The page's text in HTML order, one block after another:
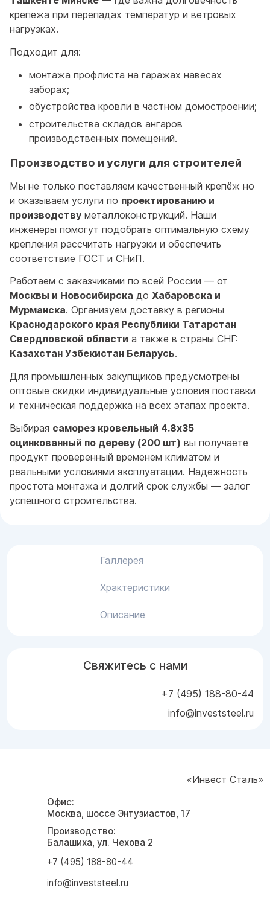
крепежа при перепадах температур и ветровых
нагрузках.
Подходит для:
монтажа профлиста на гаражах навесах
заборах;
обустройства кровли в частном домостроении;
строительства складов ангаров
производственных помещений.
Производство и услуги для строителей
Мы не только поставляем качественный крепёж но
и оказываем услуги по проектированию и
производству металлоконструкций. Наши
инженеры помогут подобрать оптимальную схему
крепления рассчитать нагрузки и обеспечить
соответствие ГОСТ и СНиП.
Работаем с заказчиками по всей России — от
Москвы и Новосибирска до Хабаровска и
Мурманска. Организуем доставку в регионы
Краснодарского края Республики Татарстан
Свердловской области а также в страны СНГ:
Казахстан Узбекистан Беларусь.
Для промышленных закупщиков предусмотрены
оптовые скидки индивидуальные условия поставки
и техническая поддержка на всех этапах проекта.
Выбирая саморез кровельный 4.8x35
оцинкованный по дереву (200 шт) вы получаете
продукт проверенный временем климатом и
реальными условиями эксплуатации. Надежность
простота монтажа и долгий срок службы — залог
успешного строительства.
Галлерея
Храктеристики
Описание
Свяжитесь с нами
+7 (495) 188-80-44
info@investsteel.ru
«Инвест Сталь»
Офис:
Москва, шоссе Энтузиастов, 17
Производство:
Балашиха, ул. Чехова 2
+7 (495) 188-80-44
info@investsteel.ru